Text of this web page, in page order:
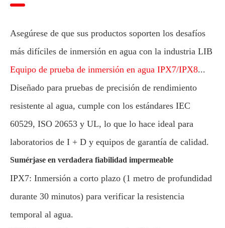
Asegúrese de que sus productos soporten los desafíos
más difíciles de inmersión en agua con la industria LIB
Equipo de prueba de inmersión en agua IPX7/IPX8...
Diseñado para pruebas de precisión de rendimiento
resistente al agua, cumple con los estándares IEC
60529, ISO 20653 y UL, lo que lo hace ideal para
laboratorios de I + D y equipos de garantía de calidad.
Sumérjase en verdadera fiabilidad impermeable
IPX7: Inmersión a corto plazo (1 metro de profundidad
durante 30 minutos) para verificar la resistencia
temporal al agua.